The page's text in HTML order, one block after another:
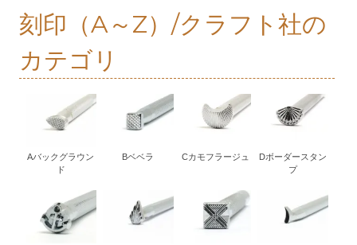
刻印（A～Z）/クラフト社の
カテゴリ
Aバックグラウン
ド
Bベベラ Cカモフラージュ
Dボーダースタン
プ